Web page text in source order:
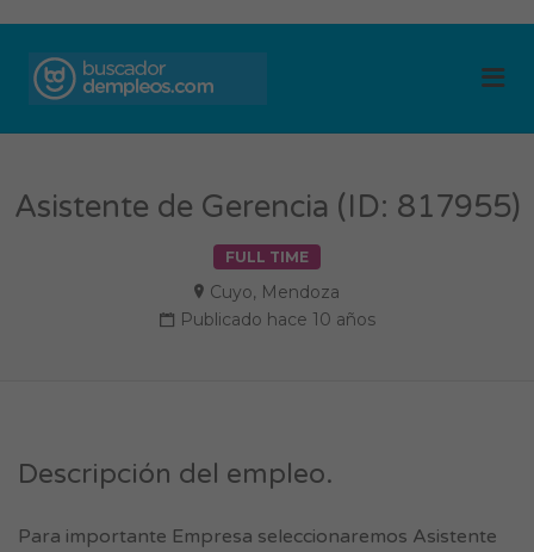
Asistente de Gerencia (ID: 817955)
FULL TIME
Cuyo, Mendoza
Publicado hace 10 años
Descripción del empleo.
Para importante Empresa seleccionaremos Asistente